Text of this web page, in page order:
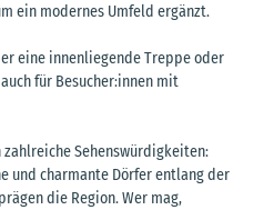
ein modernes Umfeld ergänzt.
eine innenliegende Treppe oder
für Besucher:innen mit
zahlreiche Sehenswürdigkeiten:
und charmante Dörfer entlang der
die Region. Wer mag,